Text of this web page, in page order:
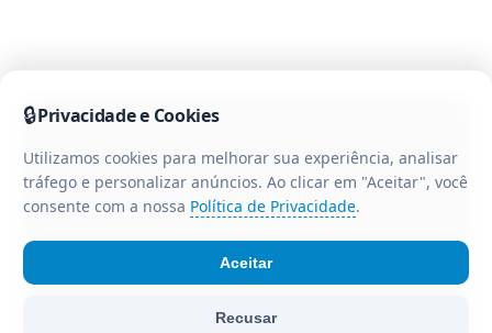
notícias da região centro-oeste do Paraná.
🔒Privacidade e Cookies
Utilizamos cookies para melhorar sua experiência, analisar
tráfego e personalizar anúncios. Ao clicar em "Aceitar", você
consente com a nossa Política de Privacidade.
Recusar
Aceitar